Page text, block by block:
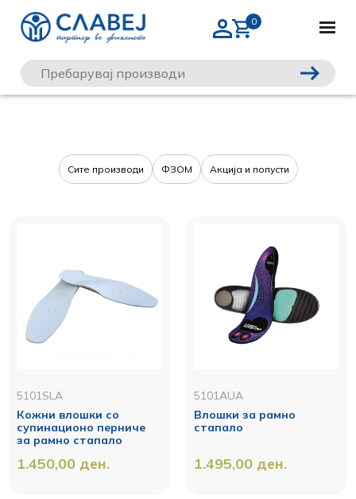
Сите производи ФЗОМ Акција и попусти
5101SLA
Кожни влошки со
супинационо перниче
за рамно стапало
1.450,00 ден.
5101AUA
Влошки за рамно
стапало
1.495,00 ден.